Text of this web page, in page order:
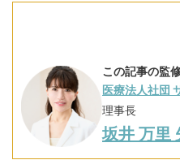
この記事の監
医療法人社団
理事長
坂井 万里